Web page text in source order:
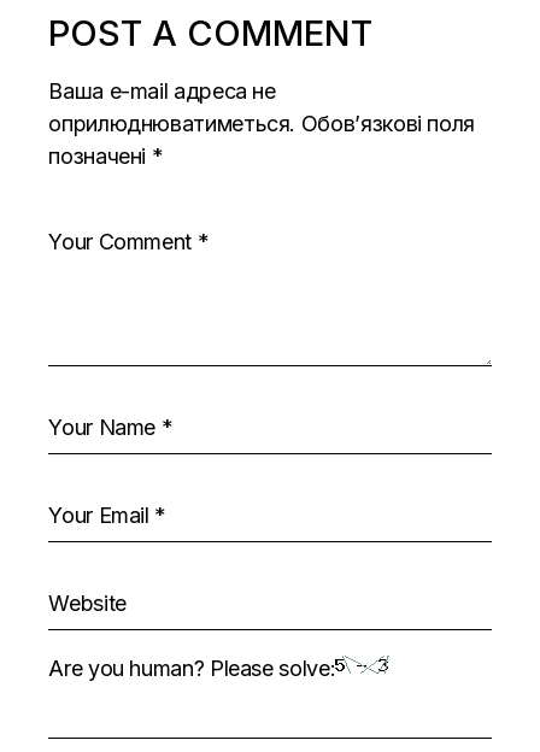
POST A COMMENT
Ваша e-mail адреса не
оприлюднюватиметься. Обов’язкові поля
позначені *
Are you human? Please solve: